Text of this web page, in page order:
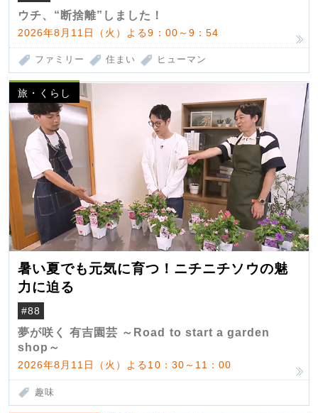
ウチ、“断捨離”しました！
2026年8月11日（火）よる9：00～9：54
ファミリー 住まい ヒューマン
旅・くらし
暑い夏でも元気に育つ！ニチニチソウの魅
力に迫る
#88
夢が咲く 有吉園芸 ～Road to start a garden
shop～
2026年8月11日（火）よる10：30～11：00
趣味